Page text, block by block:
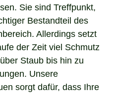
Sie sind Treffpunkt,
Bestandteil des
Allerdings setzt
der Zeit viel Schmutz
Staub bis hin zu
Unsere
sorgt dafür, dass Ihre